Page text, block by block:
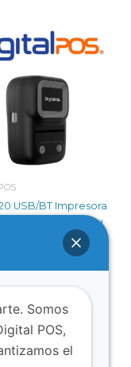
USB/BT Impresora
58mm Portatil
al carrito
8 →
Somos
POS,
el